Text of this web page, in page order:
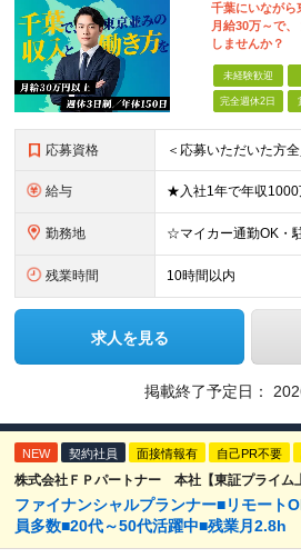
千葉にいながら
月給30万～で
しませんか？
未経験歓迎
完全週休2日
応募資格
給与
勤務地
残業時間 10時間以内
求人を見る
掲載終了予定日：
NEW 契約社員 面接情報有 自己PR不要
株式会社ＦＰパートナー 本社【東証プライム
ファイナンシャルプランナー■リモート
員多数■20代～50代活躍中■残業月2.8h